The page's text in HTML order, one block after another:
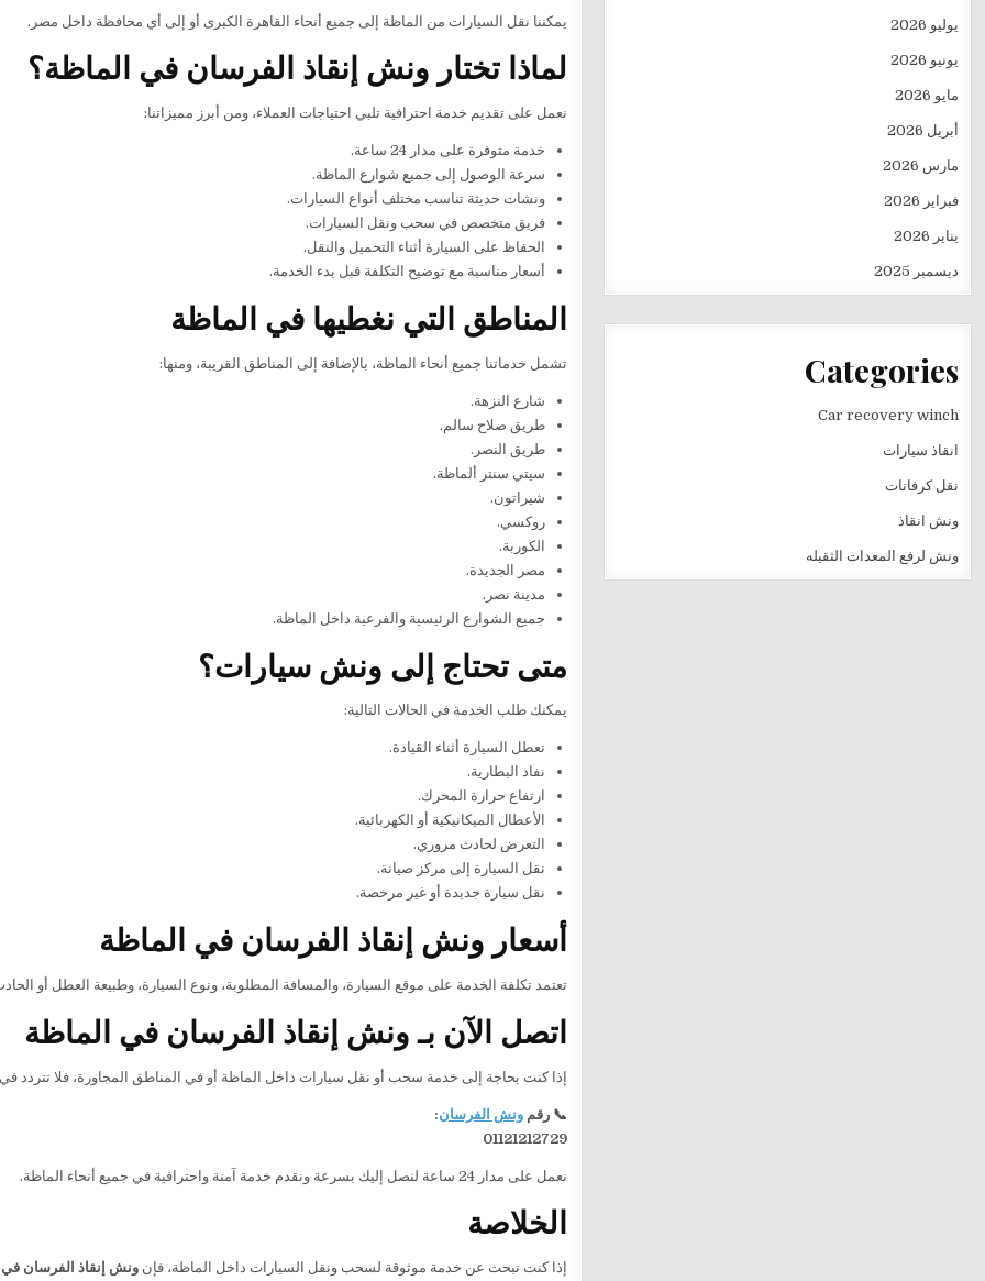
يمكننا نقل السيارات من الماظة إلى جميع أنحاء القاهرة الكبرى أو إلى أي محافظة داخل مصر.
لماذا تختار ونش إنقاذ الفرسان في الماظة؟
نعمل على تقديم خدمة احترافية تلبي احتياجات العملاء، ومن أبرز مميزاتنا:
خدمة متوفرة على مدار 24 ساعة.
سرعة الوصول إلى جميع شوارع الماظة.
ونشات حديثة تناسب مختلف أنواع السيارات.
فريق متخصص في سحب ونقل السيارات.
الحفاظ على السيارة أثناء التحميل والنقل.
أسعار مناسبة مع توضيح التكلفة قبل بدء الخدمة.
المناطق التي نغطيها في الماظة
تشمل خدماتنا جميع أنحاء الماظة، بالإضافة إلى المناطق القريبة، ومنها:
شارع النزهة.
طريق صلاح سالم.
طريق النصر.
سيتي سنتر ألماظة.
شيراتون.
روكسي.
الكوربة.
مصر الجديدة.
مدينة نصر.
جميع الشوارع الرئيسية والفرعية داخل الماظة.
متى تحتاج إلى ونش سيارات؟
يمكنك طلب الخدمة في الحالات التالية:
تعطل السيارة أثناء القيادة.
نفاد البطارية.
ارتفاع حرارة المحرك.
الأعطال الميكانيكية أو الكهربائية.
التعرض لحادث مروري.
نقل السيارة إلى مركز صيانة.
نقل سيارة جديدة أو غير مرخصة.
أسعار ونش إنقاذ الفرسان في الماظة
تعتمد تكلفة الخدمة على موقع السيارة، والمسافة المطلوبة، ونوع السيارة، وطبيعة العطل أو
اتصل الآن بـ ونش إنقاذ الفرسان في الماظة
إذا كنت بحاجة إلى خدمة سحب أو نقل سيارات داخل الماظة أو في المناطق المجاورة، فلا تتردد في
📞 رقمونش الفرسان:
01121212729
نعمل على مدار 24 ساعة لنصل إليك بسرعة ونقدم خدمة آمنة واحترافية في جميع أنحاء الماظة.
الخلاصة
إذا كنت تبحث عن خدمة موثوقة لسحب ونقل السيارات داخل الماظة، فإنونش إنقاذ الفرسان في
يوليو 2026
يونيو 2026
مايو 2026
أبريل 2026
مارس 2026
فبراير 2026
يناير 2026
ديسمبر 2025
Categories
Car recovery winch
انقاذ سيارات
نقل كرفانات
ونش انقاذ
ونش لرفع المعدات الثقيله